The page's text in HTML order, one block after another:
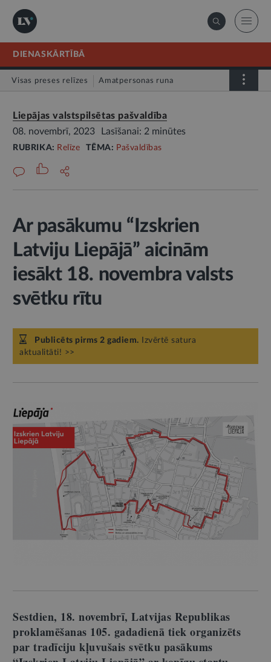
DIENASKĀRTĪBĀ
Visas preses relīzes Amatpersonas runa
Liepājas valstspilsētas pašvaldība
08. novembrī, 2023
Lasīšanai: 2 minūtes
RUBRIKA: Relīze TĒMA: Pašvaldības
Ar pasākumu “Izskrien
Latviju Liepājā” aicinām
iesākt 18. novembra valsts
svētku rītu
Publicēts pirms 2 gadiem. Izvērtē satura
aktualitāti! >>
Sestdien, 18. novembrī, Latvijas Republikas
proklamēšanas 105. gadadienā tiek organizēts
par tradīciju kļuvušais svētku pasākums